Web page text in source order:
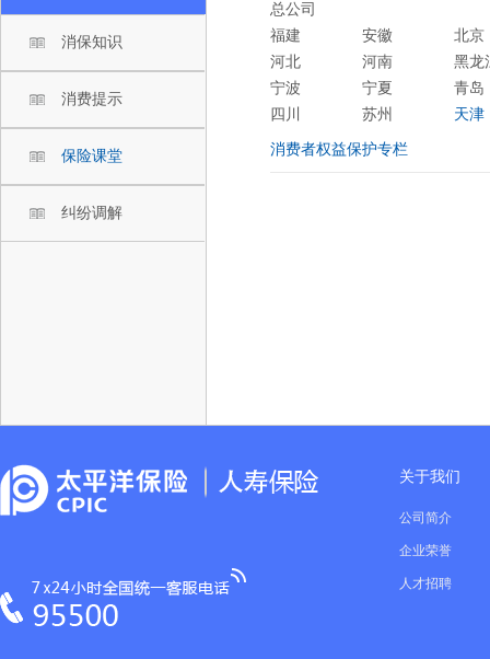
消保知识
消费提示
保险课堂
纠纷调解
总公司
福建
安徽
北京
河北
河南
黑龙
宁波
宁夏
青岛
四川
苏州 天津
消费者权益保护专栏
关于我们
公司简介
企业荣誉
人才招聘